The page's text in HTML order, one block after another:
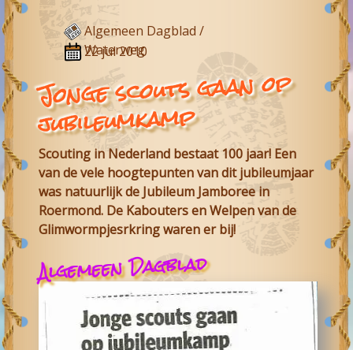
Algemeen Dagblad /
Waterweg
22 jul 2010
Jonge scouts gaan op
jubileumkamp
Scouting in Nederland bestaat 100 jaar! Een
van de vele hoogtepunten van dit jubileumjaar
was natuurlijk de Jubileum Jamboree in
Roermond. De Kabouters en Welpen van de
Glimwormpjesrkring waren er bij!
Algemeen Dagblad